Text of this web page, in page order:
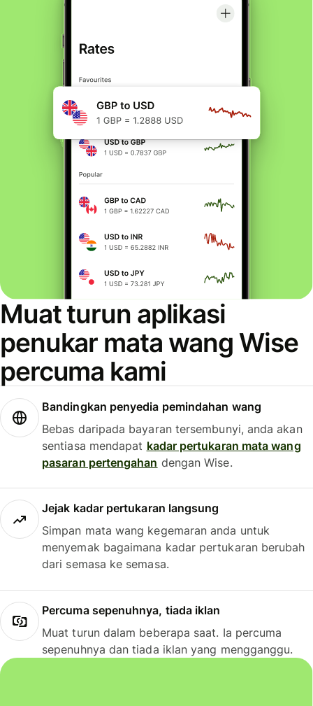
Muat turun aplikasi
penukar mata wang Wise
percuma kami
Bandingkan penyedia pemindahan wang
Bebas daripada bayaran tersembunyi, anda akan
sentiasa mendapat kadar pertukaran mata wang
pasaran pertengahan dengan Wise.
Jejak kadar pertukaran langsung
Simpan mata wang kegemaran anda untuk
menyemak bagaimana kadar pertukaran berubah
dari semasa ke semasa.
Percuma sepenuhnya, tiada iklan
Muat turun dalam beberapa saat. Ia percuma
sepenuhnya dan tiada iklan yang mengganggu.